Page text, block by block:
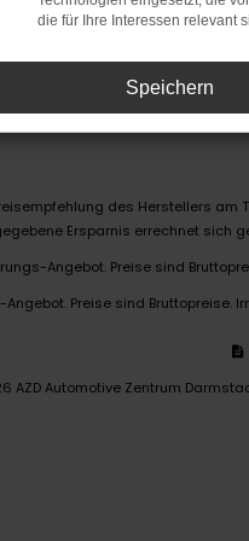
des Herstellers am
Ersparnis errechnet
Angebot. Preise sind
Preise sind Bruttopreise.
AZD Automotive Zentrum
die für Ihre Interessen relevant
Speichern